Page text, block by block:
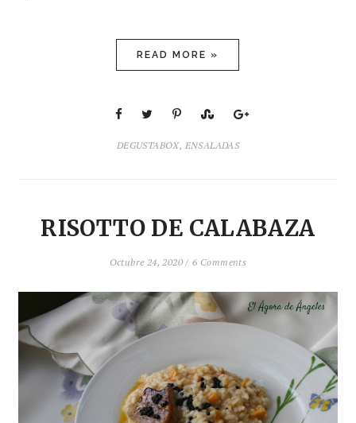
READ MORE »
DEGUSTABOX, ENSALADAS
RISOTTO DE CALABAZA
Octubre 24, 2020 / 6 Comments